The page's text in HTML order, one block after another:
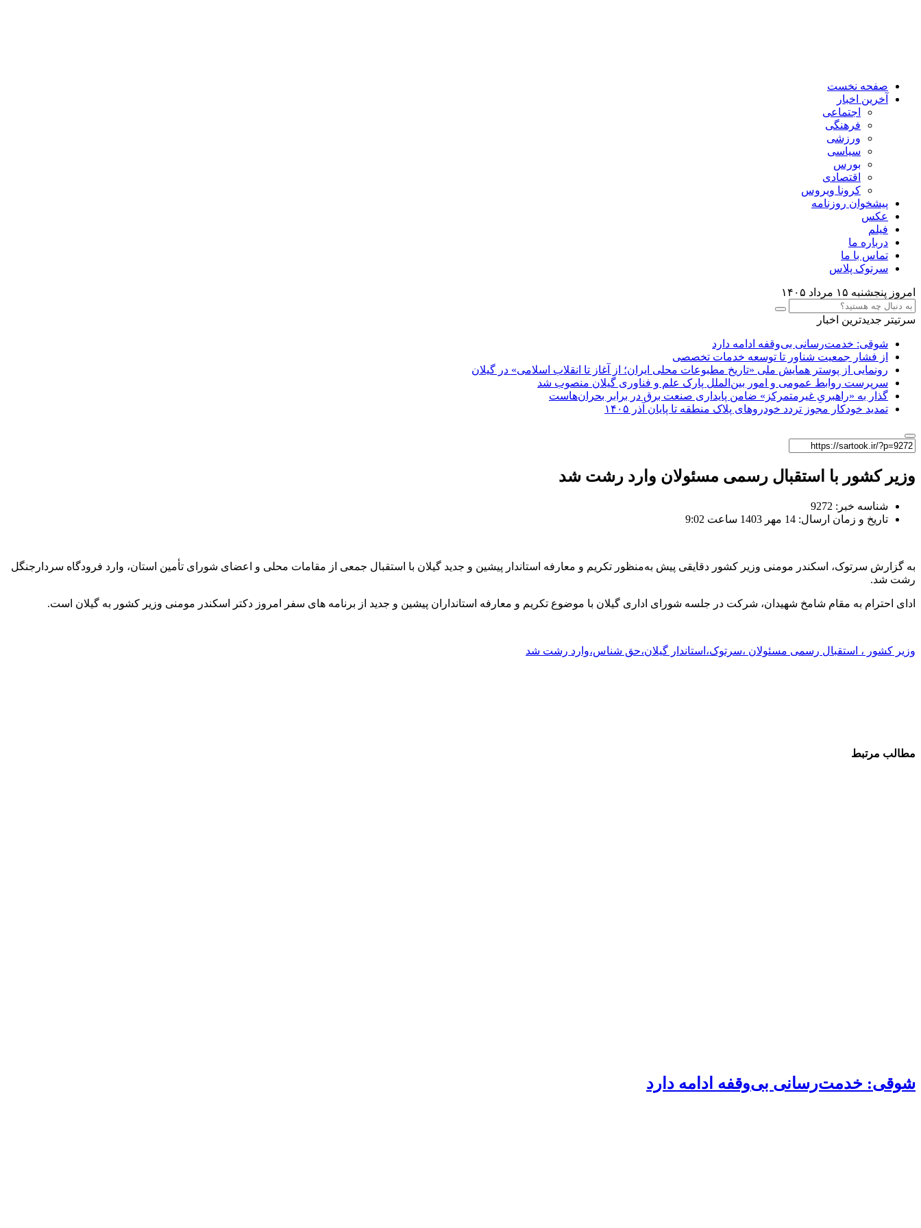
صفحه نخست
آخرین اخبار
اجتماعی
فرهنگی
ورزشی
سیاسی
بورس
اقتصادی
کرونا ویروس
پیشخوان روزنامه
عکس
فیلم
درباره ما
تماس با ما
سرتوک پلاس
امروز پنجشنبه ۱۵ مرداد ۱۴۰۵
سرتیتر جدیدترین اخبار
شوقی: خدمت‌رسانی بی‌وقفه ادامه دارد
از فشار جمعیت شناور تا توسعه خدمات تخصصی
رونمایی از پوستر همایش ملی «تاریخ مطبوعات محلی ایران؛ از آغاز تا انقلاب اسلامی» در گیلان
سرپرست روابط عمومی و امور بین‌الملل پارک علم و فناوری گیلان منصوب شد
گذار به «راهبریِ غیرمتمرکز» ضامن پایداری صنعت برق در برابر بحران‌هاست
تمدید خودکار مجوز تردد خودروهای پلاک منطقه تا پایان آذر ۱۴۰۵
وزیر کشور با استقبال رسمی مسئولان وارد رشت شد
شناسه خبر: 9272
تاریخ و زمان ارسال: 14 مهر 1403 ساعت 9:02
به گزارش سرتوک، اسکندر مومنی وزیر کشور دقایقی پیش به‌منظور تکریم و معارفه استاندار پیشین و جدید گیلان با استقبال جمعی از مقامات محلی و اعضای شورای تأمین استان، وارد فرودگاه سردارجنگل
رشت شد.
ادای احترام به مقام شامخ شهیدان، شرکت در جلسه شورای اداری گیلان با موضوع تکریم و معارفه استانداران پیشین و جدید از برنامه های سفر امروز دکتر اسکندر مومنی وزیر کشور به گیلان است.
وزیر کشور ، استقبال رسمی مسئولان ،سرتوک،استاندار گیلان،حق شناس،وارد رشت شد
مطالب مرتبط
شوقی: خدمت‌رسانی بی‌وقفه ادامه دارد